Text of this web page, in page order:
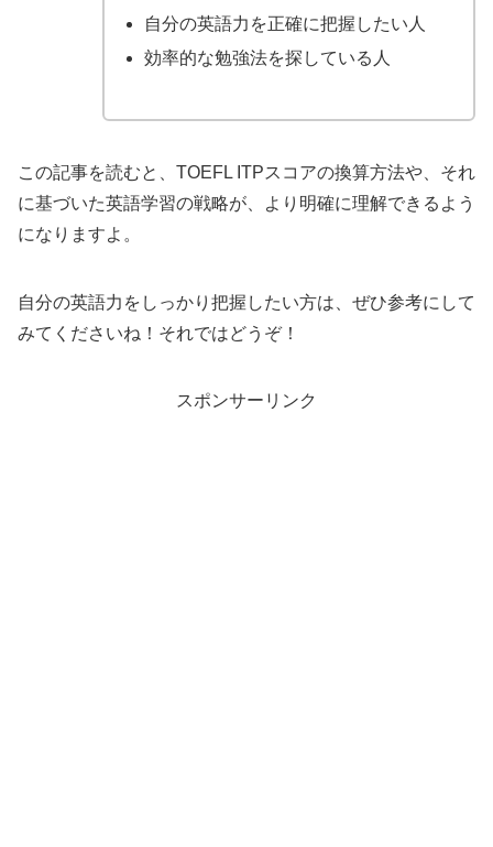
自分の英語力を正確に把握したい人
効率的な勉強法を探している人
この記事を読むと、TOEFL ITPスコアの換算方法や、それ
に基づいた英語学習の戦略が、より明確に理解できるよう
になりますよ。
自分の英語力をしっかり把握したい方は、ぜひ参考にして
みてくださいね！それではどうぞ！
スポンサーリンク